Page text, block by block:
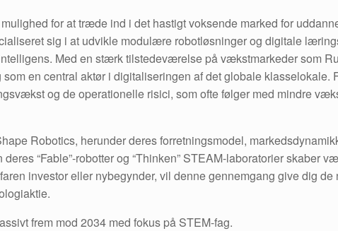
for at træde ind i det hastigt voksende marked for
sig i at udvikle modulære robotløsninger og digitale
Med en stærk tilstedeværelse på vækstmarkeder som
en central aktør i digitaliseringen af det globale klasselokale.
og de operationelle risici, som ofte følger med mindre
Robotics, herunder deres forretningsmodel,
“Fable”-robotter og “Thinken” STEAM-laboratorier skaber
investor eller nybegynder, vil denne gennemgang give dig
frem mod 2034 med fokus på STEM-fag.